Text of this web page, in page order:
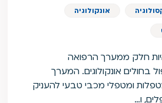
אונקולוגיה
חלק ממערך הרפואה
בחולים אונקולוגים. המערך
ומטפלי מכבי טבעי להעניק
ו…